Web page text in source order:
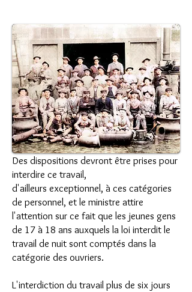
Des dispositions devront être prises pour
interdire ce travail,
d'ailleurs exceptionnel, à ces catégories
de personnel, et le ministre attire
l'attention sur ce fait que les jeunes gens
de 17 à 18 ans auxquels la loi interdit le
travail de nuit sont comptés dans la
catégorie des ouvriers.
L'interdiction du travail plus de six jours